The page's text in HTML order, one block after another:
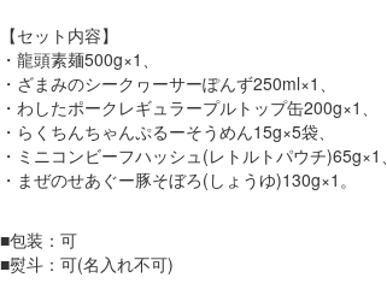
【セット内容】
・龍頭素麺500g×1、
・ざまみのシークヮーサーぽんず250ml×1、
・わしたポークレギュラープルトップ缶200g×1、
・らくちんちゃんぷるーそうめん15g×5袋、
・ミニコンビーフハッシュ(レトルトパウチ)65g×1、
・まぜのせあぐー豚そぼろ(しょうゆ)130g×1。
■包装：可
■熨斗：可(名入れ不可)